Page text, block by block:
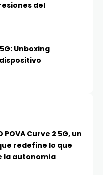
del
5G: Unboxing
POVA Curve 2 5G, un
redefine lo que
la autonomía